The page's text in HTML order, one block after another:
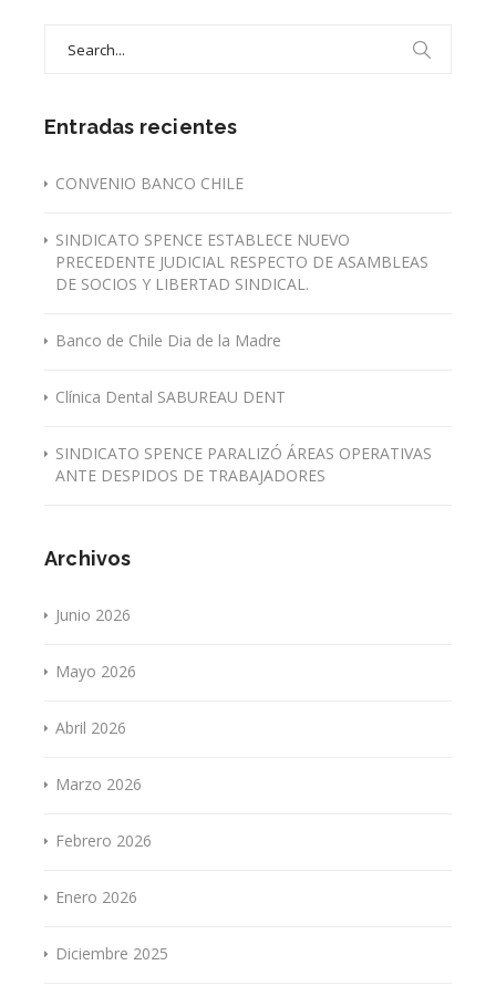
Entradas recientes
CONVENIO BANCO CHILE
SINDICATO SPENCE ESTABLECE NUEVO
PRECEDENTE JUDICIAL RESPECTO DE ASAMBLEAS
DE SOCIOS Y LIBERTAD SINDICAL.
Banco de Chile Dia de la Madre
Clínica Dental SABUREAU DENT
SINDICATO SPENCE PARALIZÓ ÁREAS OPERATIVAS
ANTE DESPIDOS DE TRABAJADORES
Archivos
Junio 2026
Mayo 2026
Abril 2026
Marzo 2026
Febrero 2026
Enero 2026
Diciembre 2025